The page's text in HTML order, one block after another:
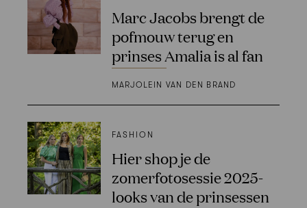
Marc Jacobs brengt de
pofmouw terug en
prinses Amalia is al fan
MARJOLEIN VAN DEN BRAND
FASHION
Hier shop je de
zomerfotosessie 2025-
looks van de prinsessen